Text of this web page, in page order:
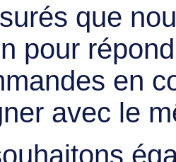
que
pour
en
avec le